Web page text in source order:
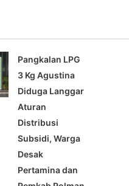
Pangkalan LPG
3 Kg Agustina
Diduga Langgar
Aturan
Distribusi
Subsidi, Warga
Desak
Pertamina dan